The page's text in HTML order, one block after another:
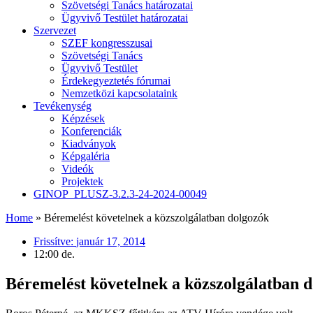
Szövetségi Tanács határozatai
Ügyvivő Testület határozatai
Szervezet
SZEF kongresszusai
Szövetségi Tanács
Ügyvivő Testület
Érdekegyeztetés fórumai
Nemzetközi kapcsolataink
Tevékenység
Képzések
Konferenciák
Kiadványok
Képgaléria
Videók
Projektek
GINOP_PLUSZ-3.2.3-24-2024-00049
Home » Béremelést követelnek a közszolgálatban dolgozók
Frissítve: január 17, 2014
12:00 de.
Béremelést követelnek a közszolgálatban